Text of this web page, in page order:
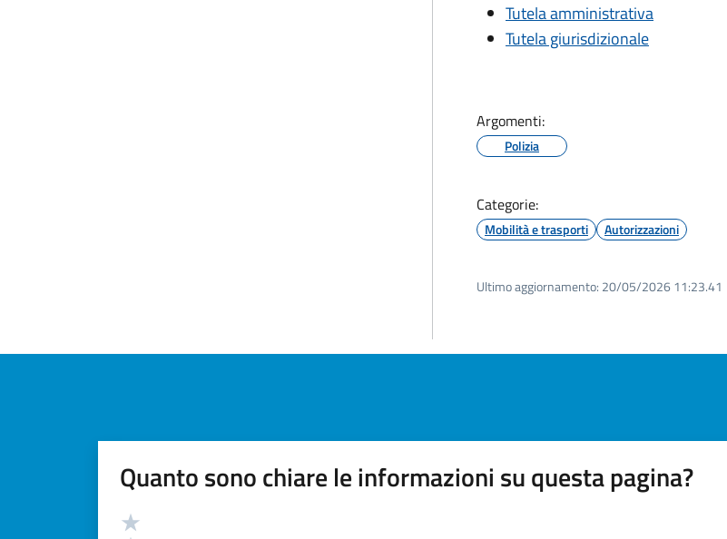
Tutela amministrativa
Tutela giurisdizionale
Argomenti:
Polizia
Categorie:
Mobilità e trasporti Autorizzazioni
Ultimo aggiornamento: 20/05/2026 11:23.41
Quanto sono chiare le informazioni su questa pagina?
Valutazione